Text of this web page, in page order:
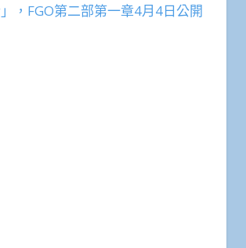
，FGO第二部第一章4月4日公開